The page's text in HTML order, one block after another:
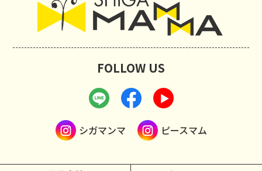
FOLLOW US
シガマンマ ピースマム